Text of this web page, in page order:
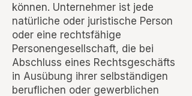
können. Unternehmer ist jede
natürliche oder juristische Person
oder eine rechtsfähige
Personengesellschaft, die bei
Abschluss eines Rechtsgeschäfts
in Ausübung ihrer selbständigen
beruflichen oder gewerblichen